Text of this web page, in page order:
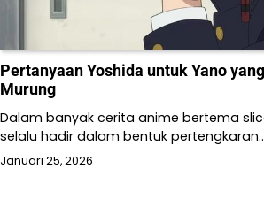
Pertanyaan Yoshida untuk Yano
Murung
Dalam banyak cerita anime bertema
selalu hadir dalam bentuk
Januari 25, 2026